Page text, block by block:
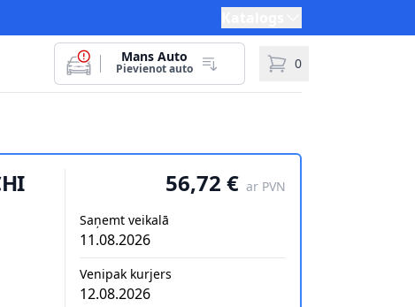
Mans Auto
Pievienot auto 0
56,72 € ar PVN
Saņemt veikalā
11.08.2026
Venipak kurjers
12.08.2026